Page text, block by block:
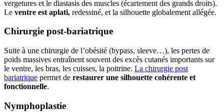
vergetures et le diastasis des muscles (écartement des grands droits).
Le ventre est aplati, redessiné, et la silhouette globalement allégée.
Chirurgie post-bariatrique
Suite à une chirurgie de l’obésité (bypass, sleeve…), les pertes de
poids massives entraînent souvent des excès cutanés importants sur
le ventre, les bras, les cuisses, la poitrine. La chirurgie post
bariatrique permet de restaurer une silhouette cohérente et
fonctionnelle.
Nymphoplastie